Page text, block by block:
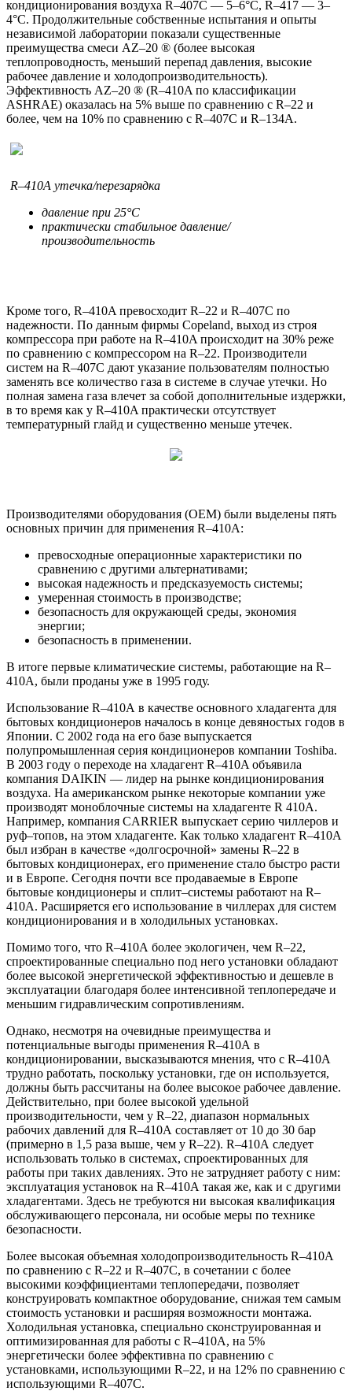
кондиционирования воздуха R–407C — 5–6°С, R–417 — 3–
4°С. Продолжительные собственные испытания и опыты
независимой лаборатории показали существенные
преимущества смеси AZ–20 ® (более высокая
теплопроводность, меньший перепад давления, высокие
рабочее давление и холодопроизводительность).
Эффективность AZ–20 ® (R–410A по классификации
ASHRAE) оказалась на 5% выше по сравнению с R–22 и
более, чем на 10% по сравнению с R–407C и R–134А.
R–410A утечка/перезарядка
давление при 25°С
практически стабильное давление/
производительность
Кроме того, R–410A превосходит R–22 и R–407C по
надежности. По данным фирмы Copeland, выход из строя
компрессора при работе на R–410A происходит на 30% реже
по сравнению с компрессором на R–22. Производители
систем на R–407C дают указание пользователям полностью
заменять все количество газа в системе в случае утечки. Но
полная замена газа влечет за собой дополнительные издержки,
в то время как у R–410A практически отсутствует
температурный глайд и существенно меньше утечек.
Производителями оборудования (OEM) были выделены пять
основных причин для применения R–410A:
превосходные операционные характеристики по
сравнению с другими альтернативами;
высокая надежность и предсказуемость системы;
умеренная стоимость в производстве;
безопасность для окружающей среды, экономия
энергии;
безопасность в применении.
В итоге первые климатические системы, работающие на R–
410A, были проданы уже в 1995 году.
Использование R–410А в качестве основного хладагента для
бытовых кондиционеров началось в конце девяностых годов в
Японии. С 2002 года на его базе выпускается
полупромышленная серия кондиционеров компании Toshiba.
В 2003 году о переходе на хладагент R–410A объявила
компания DAIKIN — лидер на рынке кондиционирования
воздуха. На американском рынке некоторые компании уже
производят моноблочные системы на хладагенте R 410A.
Например, компания CARRIER выпускает серию чиллеров и
руф–топов, на этом хладагенте. Как только хладагент R–410А
был избран в качестве «долгосрочной» замены R–22 в
бытовых кондиционерах, его применение стало быстро расти
и в Европе. Сегодня почти все продаваемые в Европе
бытовые кондиционеры и сплит–системы работают на R–
410А. Расширяется его использование в чиллерах для систем
кондиционирования и в холодильных установках.
Помимо того, что R–410А более экологичен, чем R–22,
спроектированные специально под него установки обладают
более высокой энергетической эффективностью и дешевле в
эксплуатации благодаря более интенсивной теплопередаче и
меньшим гидравлическим сопротивлениям.
Однако, несмотря на очевидные преимущества и
потенциальные выгоды применения R–410А в
кондиционировании, высказываются мнения, что с R–410А
трудно работать, поскольку установки, где он используется,
должны быть рассчитаны на более высокое рабочее давление.
Действительно, при более высокой удельной
производительности, чем у R–22, диапазон нормальных
рабочих давлений для R–410А составляет от 10 до 30 бар
(примерно в 1,5 раза выше, чем у R–22). R–410А следует
использовать только в системах, спроектированных для
работы при таких давлениях. Это не затрудняет работу с ним:
эксплуатация установок на R–410А такая же, как и с другими
хладагентами. Здесь не требуются ни высокая квалификация
обслуживающего персонала, ни особые меры по технике
безопасности.
Более высокая объемная холодопроизводительность R–410А
по сравнению с R–22 и R–407C, в сочетании с более
высокими коэффициентами теплопередачи, позволяет
конструировать компактное оборудование, снижая тем самым
стоимость установки и расширяя возможности монтажа.
Холодильная установка, специально сконструированная и
оптимизированная для работы с R–410А, на 5%
энергетически более эффективна по сравнению с
установками, использующими R–22, и на 12% по сравнению с
использующими R–407С.